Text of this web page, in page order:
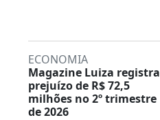
ECONOMIA
Magazine Luiza registra
prejuízo de R$ 72,5
milhões no 2º trimestre
de 2026